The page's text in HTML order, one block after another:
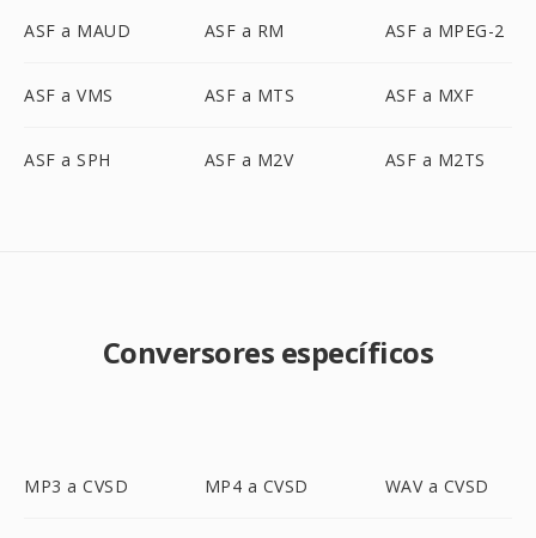
ASF a MAUD ASF a RM ASF a MPEG-2
ASF a VMS ASF a MTS ASF a MXF
ASF a SPH ASF a M2V ASF a M2TS
Conversores específicos
MP3 a CVSD MP4 a CVSD WAV a CVSD